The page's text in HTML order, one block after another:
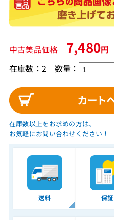
中古美品価格 7,480円
在庫数：2 数量：
在庫数以上をお求めの方は、
お気軽にお問い合わせください！
送料 保証